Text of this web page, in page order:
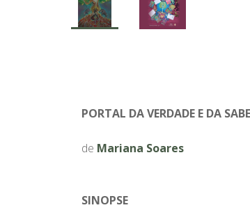
PORTAL DA VERDADE E DA
de Mariana Soares
SINOPSE